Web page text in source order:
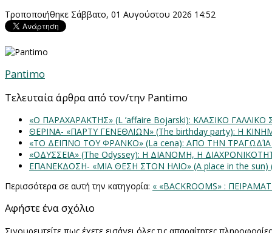
Τροποποιήθηκε Σάββατο, 01 Αυγούστου 2026 14:52
Pantimo
Τελευταία άρθρα από τον/την Pantimo
«Ο ΠΑΡΑΧΑΡΑΚΤΗΣ» (L ’affaire Bojarski): ΚΛΑΣΙΚΟ ΓΑΛΛΙΚΟ
ΘΕΡΙΝΑ- «ΠΑΡΤΥ ΓΕΝΕΘΛΙΩΝ» (The birthday party): H
«ΤΟ ΔΕΙΠΝΟ ΤΟΥ ΦΡΑΝΚΟ» (La cena): ΑΠΟ ΤΗΝ
«ΟΔΥΣΣΕΙΑ» (The Odyssey): Η ΔΙΑΝΟΜΗ, Η
ΕΠΑΝΕΚΔΟΣΗ- «ΜΙΑ ΘΕΣΗ ΣΤΟΝ ΗΛΙΟ» (Α place in the
Περισσότερα σε αυτή την κατηγορία: « «BACKROOMS» :
Αφήστε ένα σχόλιο